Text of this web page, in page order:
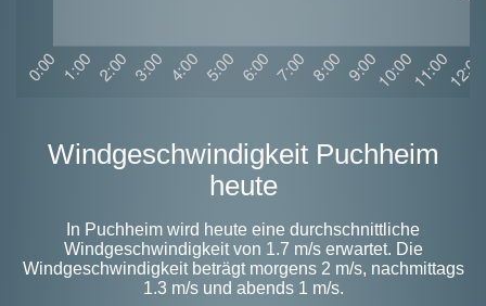
Windgeschwindigkeit Puchheim
heute
In Puchheim wird heute eine durchschnittliche
Windgeschwindigkeit von 1.7 m/s erwartet. Die
Windgeschwindigkeit beträgt morgens 2 m/s, nachmittags
1.3 m/s und abends 1 m/s.